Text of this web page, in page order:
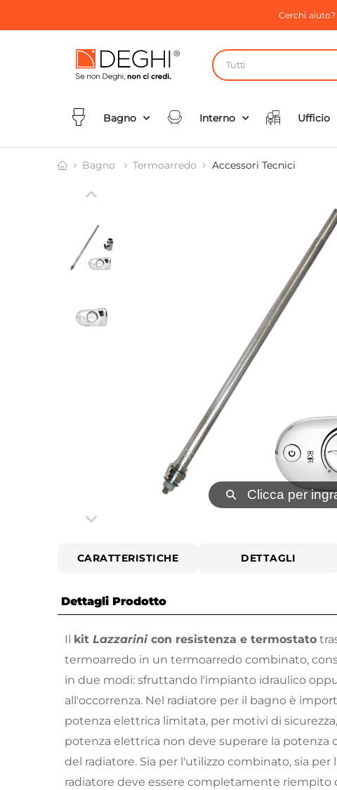
Cerchi
Tutti
Bagno Interno Ufficio
Bagno Termoarredo Accessori Tecnici
⚲ Clicca per
CARATTERISTICHE DETTAGLI
Dettagli Prodotto
Il kit Lazzarinicon resistenza e termostato
termoarredo in un termoarredo combinato,
in due modi: sfruttando l'impianto idraulico
all'occorrenza. Nel radiatore per il bagno è
potenza elettrica limitata, per motivi di
potenza elettrica non deve superare la potenza
del radiatore. Sia per l'utilizzo combinato, sia per
radiatore deve essere completamente riempito